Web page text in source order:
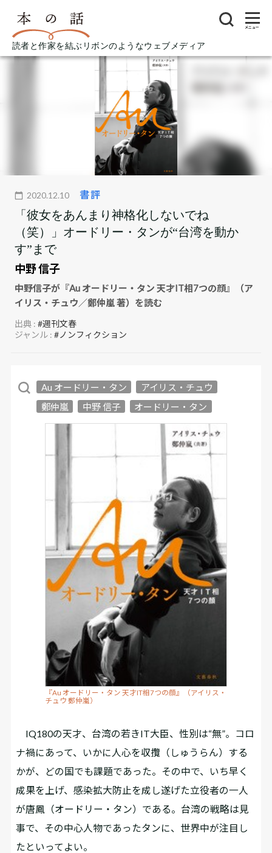
読者と作家を結ぶリボンのようなウェブメディア
メニュー
2020.12.10 書評
「彼女をあんまり神格化しないでね
（笑）」オードリー・タンが“台湾を動か
す”まで
中野 信子
中野信子が『Au オードリー・タン 天才IT相7つの顔』（ア
イリス・チュウ／鄭仲嵐 著）を読む
出典 :#週刊文春
ジャンル :#ノンフィクション
Au オードリー・タン
アイリス・チュウ
鄭仲嵐
中野 信子 オードリー・タン
『Au オードリー・タン 天才IT相7つの顔』（アイリス・
チュウ 鄭仲嵐）
IQ180の天才、台湾の若きIT大臣、性別は“無”――。コロ
ナ禍にあって、いかに人心を収攬（しゅうらん）する
かが、どの国でも課題であった。その中で、いち早く
成果を上げ、感染拡大防止を成し遂げた立役者の一人
が唐鳳（オードリー・タン）である。台湾の戦略は見
事で、その中心人物であったタンに、世界中が注目し
たといってよい。